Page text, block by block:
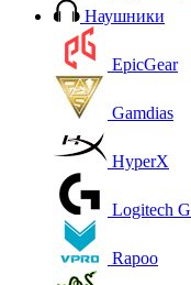
Наушники
EpicGear
Gamdias
HyperX
Logitech G
Rapoo